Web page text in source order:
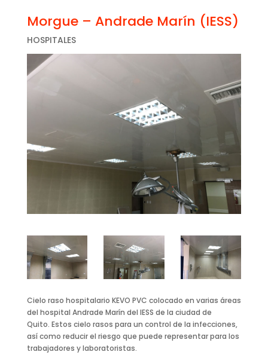
Morgue – Andrade Marín (IESS)
HOSPITALES
Cielo raso hospitalario KEVO PVC colocado en varias áreas
del hospital Andrade Marín del IESS de la ciudad de
Quito. Estos cielo rasos para un control de la infecciones,
así como reducir el riesgo que puede representar para los
trabajadores y laboratoristas.